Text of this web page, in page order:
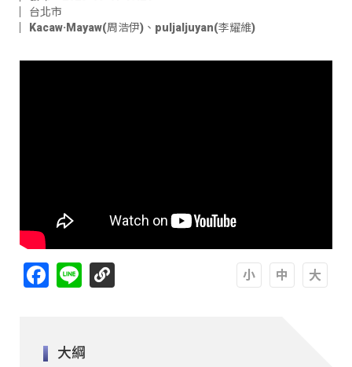
台北市
Kacaw·Mayaw(周浩伊) 、 puljaljuyan(李耀維)
Facebook
Line
大綱